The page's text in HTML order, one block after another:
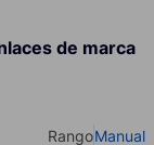
de marca
RangoManual